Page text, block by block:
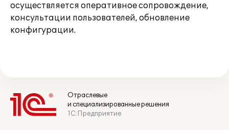
осуществляется оперативное сопровождение,
консультации пользователей, обновление
конфигурации.
Отраслевые
и специализированные решения
1С:Предприятие